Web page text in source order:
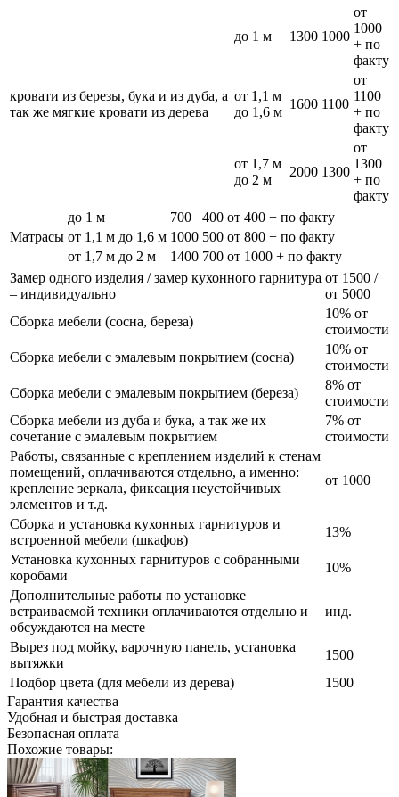
кровати из березы, бука и из дуба, а
так же мягкие кровати из дерева
до 1 м 1300 1000
от
1000
+ по
факту
от 1,1 м
до 1,6 м
1600 1100
от
1100
+ по
факту
от 1,7 м
до 2 м
2000 1300
от
1300
+ по
факту
Матрасы
до 1 м 700 400 от 400 + по факту
от 1,1 м до 1,6 м 1000 500 от 800 + по факту
от 1,7 м до 2 м
1400 700 от 1000 + по факту
Замер одного изделия / замер кухонного гарнитура
– индивидуально
от 1500 /
от 5000
Сборка мебели (сосна, береза)
10% от
стоимости
Сборка мебели с эмалевым покрытием (сосна)
10% от
стоимости
Сборка мебели с эмалевым покрытием (береза)
8% от
стоимости
Сборка мебели из дуба и бука, а так же их
сочетание с эмалевым покрытием
7% от
стоимости
Работы, связанные с креплением изделий к стенам
помещений, оплачиваются отдельно, а именно:
крепление зеркала, фиксация неустойчивых
элементов и т.д.
от 1000
Сборка и установка кухонных гарнитуров и
встроенной мебели (шкафов)
13%
Установка кухонных гарнитуров с собранными
коробами
10%
Дополнительные работы по установке
встраиваемой техники оплачиваются отдельно и
обсуждаются на месте
инд.
Вырез под мойку, варочную панель, установка
вытяжки
1500
Подбор цвета (для мебели из дерева)
1500
Гарантия качества
Удобная и быстрая доставка
Безопасная оплата
Похожие товары: